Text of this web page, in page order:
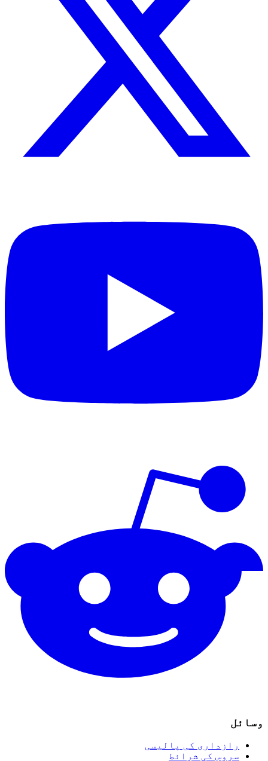
وسائل
رازداری کی پالیسی
سروس کی شرائط